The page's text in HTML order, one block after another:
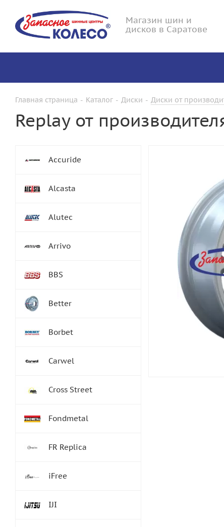
Магазин шин и
дисков в Саратове
Главная страница - Каталог - Диски - Диски от
Replay от
Accuride
Alcasta
Alutec
Arrivo
BBS
Better
Borbet
Carwel
Cross Street
Fondmetal
FR Replica
iFree
IJI